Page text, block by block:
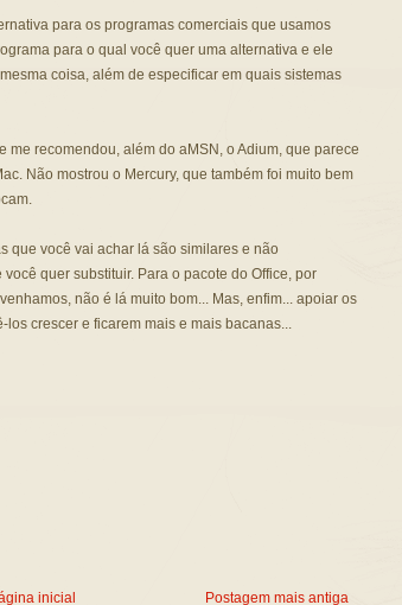
para os programas comerciais que usamos
para o qual você quer uma alternativa e ele
coisa, além de especificar em quais sistemas
recomendou, além do aMSN, o Adium, que parece
Não mostrou o Mercury, que também foi muito bem
que você vai achar lá são similares e não
quer substituir. Para o pacote do Office, por
não é lá muito bom... Mas, enfim... apoiar os
crescer e ficarem mais e mais bacanas...
Postagem mais antiga
inicial